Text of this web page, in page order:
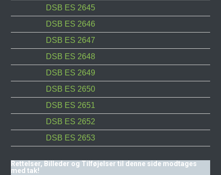
DSB ES 2645
DSB ES 2646
DSB ES 2647
DSB ES 2648
DSB ES 2649
DSB ES 2650
DSB ES 2651
DSB ES 2652
DSB ES 2653
Rettelser, Billeder og Tilføjelser til denne side modtages
med tak!